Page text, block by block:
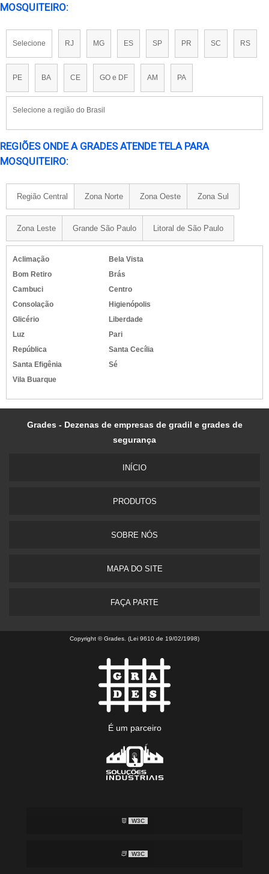
MOSQUITEIRO:
Selecione RJ MG ES SP PR SC RS
PE BA CE GO e DF AM PA
Selecione a região do Brasil
REGIÕES ONDE A GRADES ATENDE TELA PARA
MOSQUITEIRO:
Região Central Zona Norte Zona Oeste Zona Sul
Zona Leste Grande São Paulo Litoral de São Paulo
Aclimação
Bela Vista
Bom Retiro
Brás
Cambuci
Centro
Consolação
Higienópolis
Glicério
Liberdade
Luz
Pari
República
Santa Cecília
Santa Efigênia
Sé
Vila Buarque
Grades - Dezenas de empresas de gradil e grades de
segurança
INÍ­CIO
PRODUTOS
SOBRE NÓS
MAPA DO SITE
FAÇA PARTE
Copyright © Grades. (Lei 9610 de 19/02/1998)
É um parceiro
W3C
W3C